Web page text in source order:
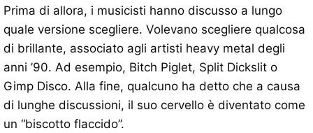
Prima di allora, i musicisti hanno discusso a lungo
quale versione scegliere. Volevano scegliere qualcosa
di brillante, associato agli artisti heavy metal degli
anni ’90. Ad esempio, Bitch Piglet, Split Dickslit o
Gimp Disco. Alla fine, qualcuno ha detto che a causa
di lunghe discussioni, il suo cervello è diventato come
un “biscotto flaccido”.